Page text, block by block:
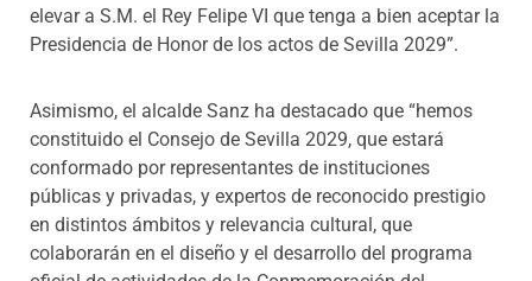
elevar a S.M. el Rey Felipe VI que tenga a bien aceptar la
Presidencia de Honor de los actos de Sevilla 2029”.
Asimismo, el alcalde Sanz ha destacado que “hemos
constituido el Consejo de Sevilla 2029, que estará
conformado por representantes de instituciones
públicas y privadas, y expertos de reconocido prestigio
en distintos ámbitos y relevancia cultural, que
colaborarán en el diseño y el desarrollo del programa